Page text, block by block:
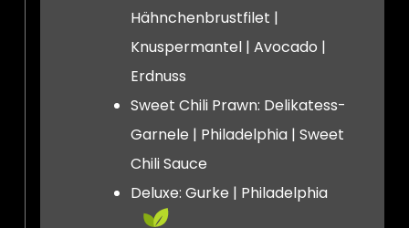
Hähnchenbrustfilet |
Knuspermantel | Avocado |
Erdnuss
Sweet Chili Prawn: Delikatess-
Garnele | Philadelphia | Sweet
Chili Sauce
Deluxe: Gurke | Philadelphia